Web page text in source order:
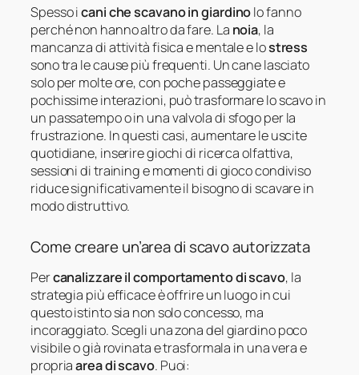
Spesso icani che scavano in giardinolo fanno
perché non hanno altro da fare. La noia, la
mancanza di attività fisica e mentale e lostress
sono tra le cause più frequenti. Un cane lasciato
solo per molte ore, con poche passeggiate e
pochissime interazioni, può trasformare lo scavo in
un passatempo o in una valvola di sfogo per la
frustrazione. In questi casi, aumentare le uscite
quotidiane, inserire giochi di ricerca olfattiva,
sessioni di training e momenti di gioco condiviso
riduce significativamente il bisogno di scavare in
modo distruttivo.
Come creare un’area di scavo autorizzata
Percanalizzare il comportamento di scavo, la
strategia più efficace è offrire un luogo in cui
questo istinto sia non solo concesso, ma
incoraggiato. Scegli una zona del giardino poco
visibile o già rovinata e trasformala in una vera e
propriaarea di scavo. Puoi: